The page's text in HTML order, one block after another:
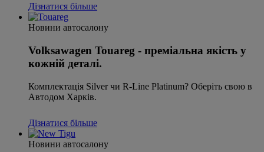
Дізнатися більше
Новини автосалону
Volksawagen Touareg - преміальна якість у
кожній деталі.
Комплектація Silver чи R-Line Platinum? Оберіть свою в
Автодом Харків.
Дізнатися більше
Новини автосалону